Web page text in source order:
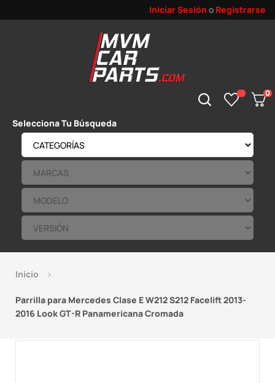
Iniciar Sesión o Registrarse
0
Selecciona Tu Búsqueda
Inicio
Parrilla para Mercedes Clase E W212 S212 Facelift 2013-
2016 Look GT-R Panamericana Cromada